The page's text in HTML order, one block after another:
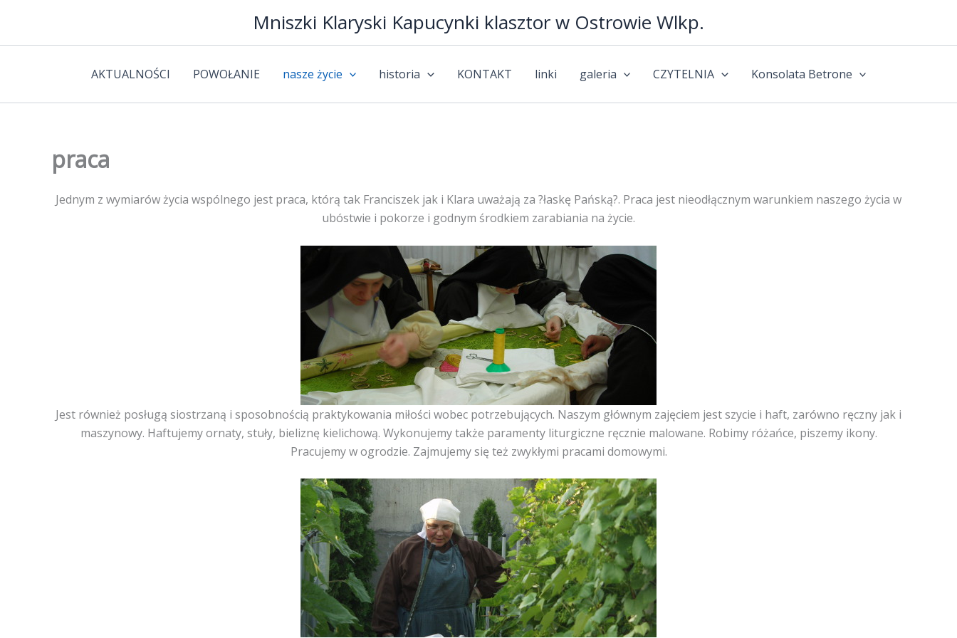
treści
Mniszki Klaryski Kapucynki klasztor w Ostrowie Wlkp.
AKTUALNOŚCI POWOŁANIE nasze życie historia KONTAKT linki galeria CZYTELNIA Konsolata Betrone
praca
Jednym z wymiarów życia wspólnego jest praca, którą tak Franciszek jak i Klara uważają za ?łaskę Pańską?. Praca jest nieodłącznym warunkiem naszego życia w
ubóstwie i pokorze i godnym środkiem zarabiania na życie.
Jest również posługą siostrzaną i sposobnością praktykowania miłości wobec potrzebujących. Naszym głównym zajęciem jest szycie i haft, zarówno ręczny jak i
maszynowy. Haftujemy ornaty, stuły, bieliznę kielichową. Wykonujemy także paramenty liturgiczne ręcznie malowane. Robimy różańce, piszemy ikony.
Pracujemy w ogrodzie. Zajmujemy się też zwykłymi pracami domowymi.